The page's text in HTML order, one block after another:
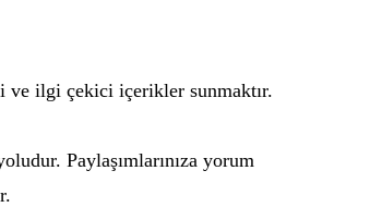
ve ilgi çekici içerikler sunmaktır.
Paylaşımlarınıza yorum